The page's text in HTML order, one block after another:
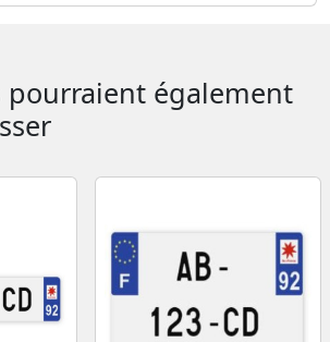
pourraient également